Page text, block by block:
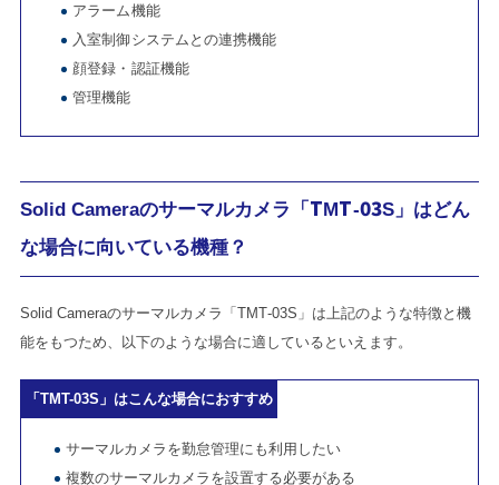
アラーム機能
入室制御システムとの連携機能
顔登録・認証機能
管理機能
Solid Cameraのサーマルカメラ「TMT-03S」はどん
な場合に向いている機種？
Solid Cameraのサーマルカメラ「TMT-03S」は上記のような特徴と機
能をもつため、以下のような場合に適しているといえます。
「TMT-03S」はこんな場合におすすめ
サーマルカメラを勤怠管理にも利用したい
複数のサーマルカメラを設置する必要がある